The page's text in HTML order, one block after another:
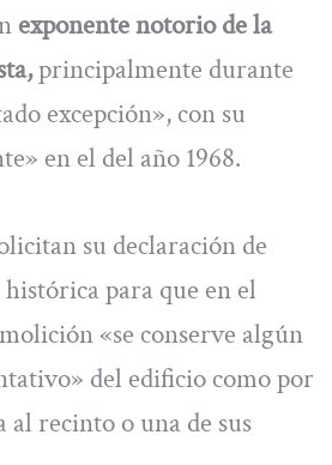
exponente notorio de la
principalmente durante
excepción», con su
en el del año 1968.
su declaración de
para que en el
«se conserve algún
del edificio como por
al recinto o una de sus